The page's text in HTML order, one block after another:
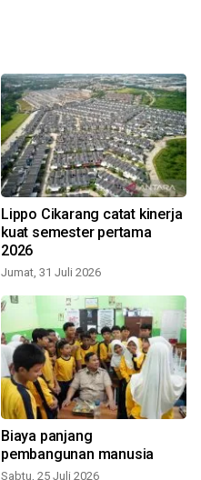
Lippo Cikarang catat kinerja
kuat semester pertama
2026
Jumat, 31 Juli 2026
Biaya panjang
pembangunan manusia
Sabtu, 25 Juli 2026